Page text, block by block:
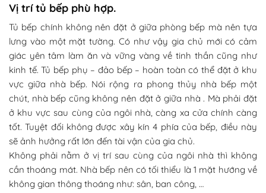
Vị trí tủ bếp phù hợp.
Tủ bếp chính không nên đặt ở giữa phòng bếp mà nên tựa
lưng vào một mặt tường. Có như vậy gia chủ mới có cảm
giác yên tâm làm ăn và vững vàng về tinh thần cũng như
kinh tế. Tủ bếp phụ – đảo bếp – hoàn toàn có thể đặt ở khu
vực giữa nhà bếp. Nói rộng ra phong thủy nhà bếp một
chút, nhà bếp cũng không nên đặt ở giữa nhà . Mà phải đặt
ở khu vực sau cùng của ngôi nhà, càng xa cửa chính càng
tốt. Tuyệt đối không được xây kín 4 phía của bếp, điều này
sẽ ảnh hưởng rất lớn đến tài vận của gia chủ.
Không phải nằm ở vị trí sau cùng của ngôi nhà thì không
cần thoáng mát. Nhà bếp nên có tối thiểu là 1 mặt hướng về
không gian thông thoáng như: sân, ban công, …